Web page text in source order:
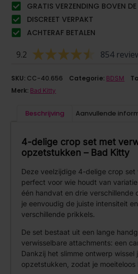
GRATIS VERZENDING BOVEN
DISCREET VERPAKT
ACHTERAF BETALEN
9.2 854
SKU: CC-40.656 Categorie: BDSM
Merk: Bad Kitty
Beschrijving Aanvullende
4-delige crop set met
opzetstukken – Bad Kitty
Deze veelzijdige 4-delige crop set
perfect voor wie houdt van
één handvat en drie verschillende
je eenvoudig de juiste intensiteit
verschillende prikkels.
De set bestaat uit een lange
verwisselbare attachments: een
Dankzij het slimme ontwerp wissel
opzetstukken, zodat je moeiteloos